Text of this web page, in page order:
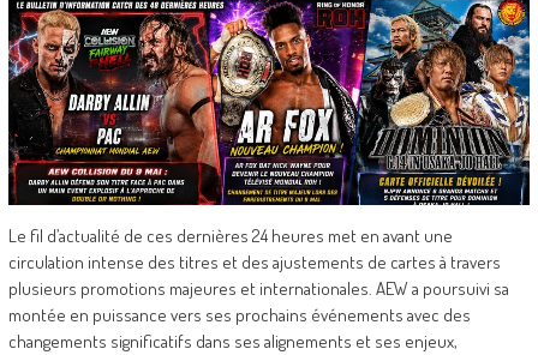
Le fil d’actualité de ces dernières 24 heures met en avant une
circulation intense des titres et des ajustements de cartes à travers
plusieurs promotions majeures et internationales. AEW a poursuivi sa
montée en puissance vers ses prochains événements avec des
changements significatifs dans ses alignements et ses enjeux,